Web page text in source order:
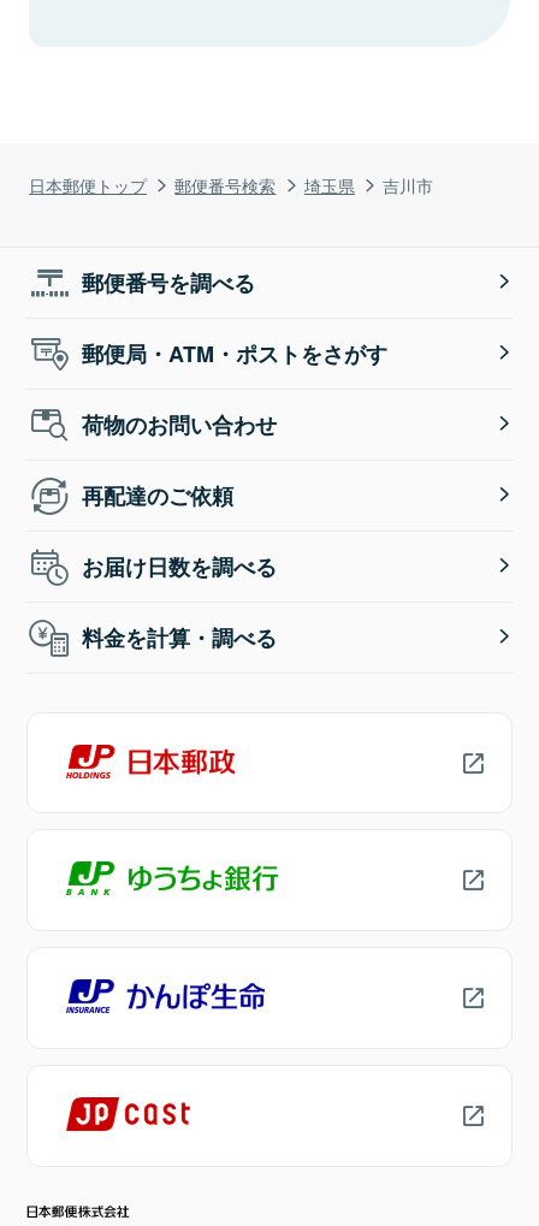
日本郵便トップ 郵便番号検索 埼玉県 吉川市
郵便番号を調べる
郵便局・ATM・ポストをさがす
荷物のお問い合わせ
再配達のご依頼
お届け日数を調べる
料金を計算・調べる